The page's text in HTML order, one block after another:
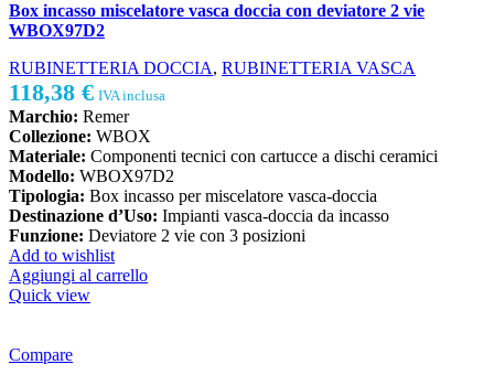
Box incasso miscelatore vasca doccia con deviatore 2 vie
WBOX97D2
RUBINETTERIA DOCCIA, RUBINETTERIA VASCA
118,38 € IVA inclusa
Marchio: Remer
Collezione: WBOX
Materiale: Componenti tecnici con cartucce a dischi ceramici
Modello: WBOX97D2
Tipologia: Box incasso per miscelatore vasca-doccia
Destinazione d’Uso: Impianti vasca-doccia da incasso
Funzione: Deviatore 2 vie con 3 posizioni
Add to wishlist
Aggiungi al carrello
Quick view
Compare